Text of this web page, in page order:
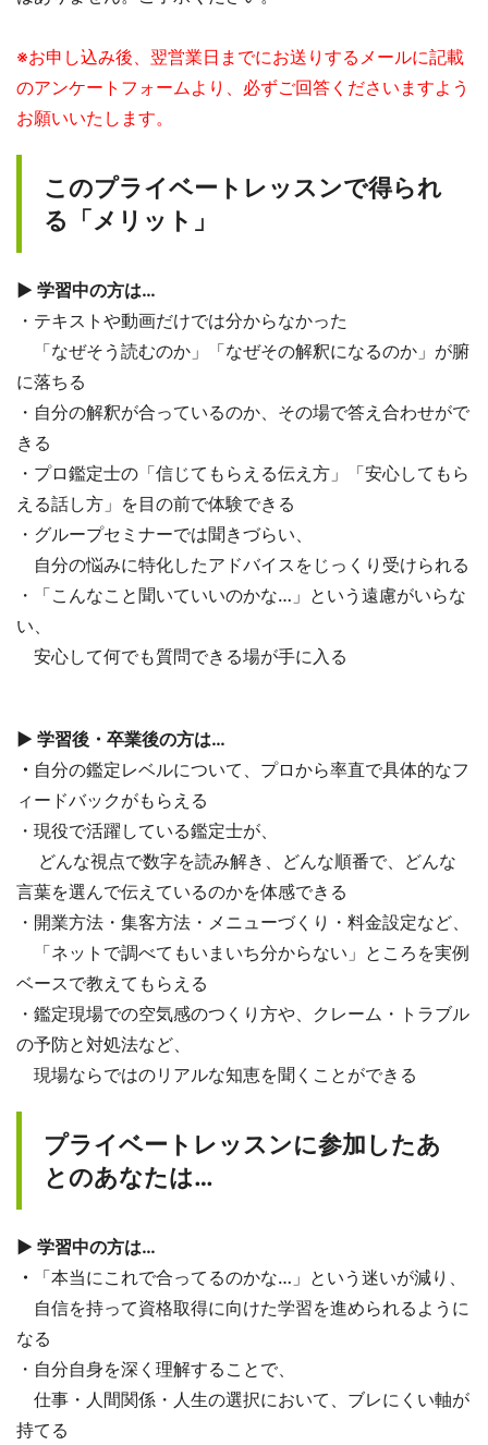
※お申し込み後、翌営業日までにお送りするメールに記載
のアンケートフォームより、必ずご回答くださいますよう
お願いいたします。
このプライベートレッスンで得られ
る「メリット」
▶ 学習中の方は…
・テキストや動画だけでは分からなかった
「なぜそう読むのか」「なぜその解釈になるのか」が腑
に落ちる
・自分の解釈が合っているのか、その場で答え合わせがで
きる
・プロ鑑定士の「信じてもらえる伝え方」「安心してもら
える話し方」を目の前で体験できる
・グループセミナーでは聞きづらい、
自分の悩みに特化したアドバイスをじっくり受けられる
・「こんなこと聞いていいのかな…」という遠慮がいらな
い、
安心して何でも質問できる場が手に入る
▶ 学習後・卒業後の方は…
・ 自分の鑑定レベルについて、プロから率直で具体的なフ
ィードバックがもらえる
・現役で活躍している鑑定士が、
どんな視点で数字を読み解き、どんな順番で、どんな
言葉を選んで伝えているのかを体感できる
・開業方法・集客方法・メニューづくり・料金設定など、
「ネットで調べてもいまいち分からない」ところを実例
ベースで教えてもらえる
・鑑定現場での空気感のつくり方や、クレーム・トラブル
の予防と対処法など、
現場ならではのリアルな知恵を聞くことができる
プライベートレッスンに参加したあ
とのあなたは…
▶ 学習中の方は…
・
「本当にこれで合ってるのかな…」という迷いが減り、
自信を持って資格取得に向けた学習を進められるように
なる
・自分自身を深く理解することで、
仕事・人間関係・人生の選択において、ブレにくい軸が
持てる